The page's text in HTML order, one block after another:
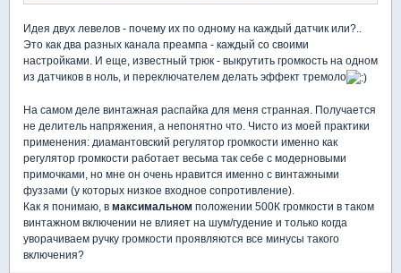
Идея двух левелов - почему их по одному на каждый датчик или?..
Это как два разных канала преампа - каждый со своими
настройками. И еще, известный трюк - выкрутить громкость на одном
из датчиков в ноль, и переключателем делать эффект тремоло
На самом деле винтажная распайка для меня странная. Получается
не делитель напряжения, а непонятно что. Чисто из моей практики
применения: диамантовский регулятор громкости именно как
регулятор громкости работает весьма так себе с модерновыми
примочками, но мне он очень нравится именно с винтажными
фуззами (у которых низкое входное сопротивление).
Как я понимаю, в максимальном положении 500К громкости в таком
винтажном включении не влияет на шум/гудение и только когда
уворачиваем ручку громкости проявляются все минусы такого
включения?